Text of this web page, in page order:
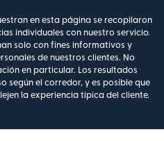
en esta página se recopilaron
individuales con nuestro servicio.
solo con fines informativos y
de nuestros clientes. No
en particular. Los resultados
según el corredor, y es posible que
la experiencia típica del cliente.